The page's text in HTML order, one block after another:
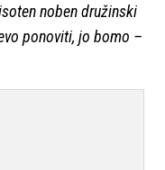
noben družinski
ponoviti, jo bomo –